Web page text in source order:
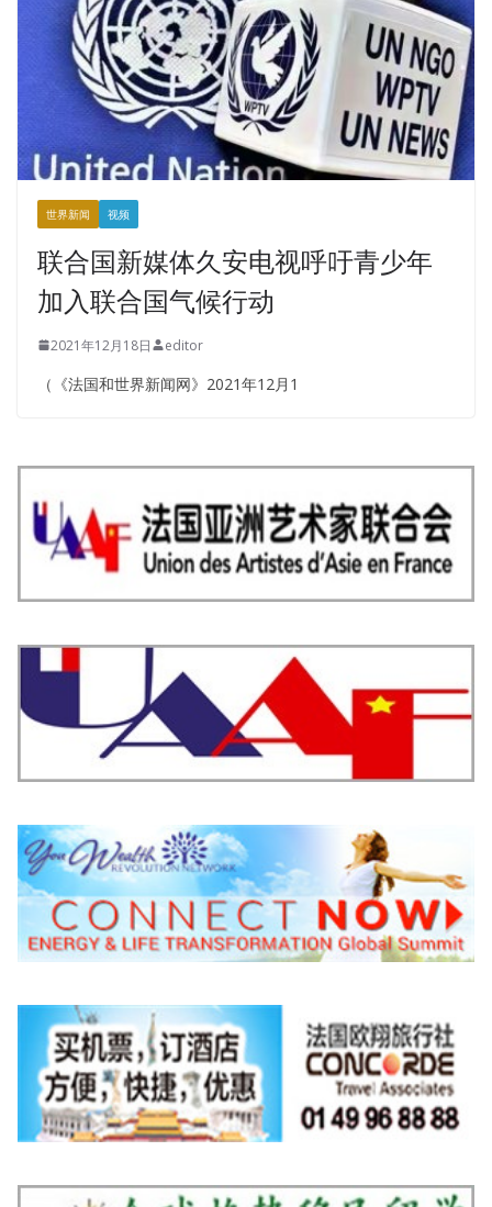
世界新闻 视频
联合国新媒体久安电视呼吁青少年
加入联合国气候行动
2021年12月18日 editor
（《法国和世界新闻网》2021年12月1